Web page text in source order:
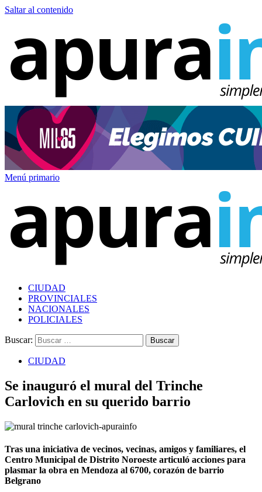
Saltar al contenido
Menú primario
CIUDAD
PROVINCIALES
NACIONALES
POLICIALES
Buscar:
CIUDAD
Se inauguró el mural del Trinche
Carlovich en su querido barrio
Tras una iniciativa de vecinos, vecinas, amigos y familiares, el
Centro Municipal de Distrito Noroeste articuló acciones para
plasmar la obra en Mendoza al 6700, corazón de barrio
Belgrano